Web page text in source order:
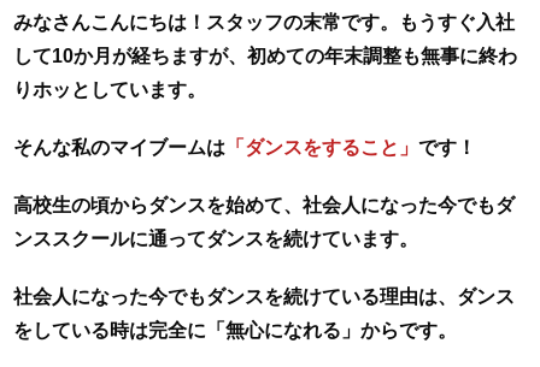
みなさんこんにちは！スタッフの末常です。もうすぐ入社
して10か月が経ちますが、初めての年末調整も無事に終わ
りホッとしています。
そんな私のマイブームは 「ダンスをすること」です！
高校生の頃からダンスを始めて、社会人になった今でもダ
ンススクールに通ってダンスを続けています。
社会人になった今でもダンスを続けている理由は、ダンス
をしている時は完全に「無心になれる」からです。